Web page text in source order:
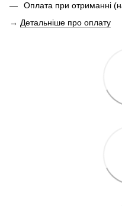
Оплата при отриманні
→ Детальніше про оплату